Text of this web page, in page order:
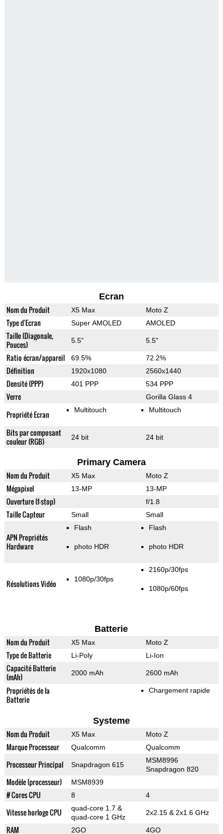
Ecran
Nom du Produit X5 Max Moto Z
Type d'Ecran Super AMOLED AMOLED
Taille (Diagonale,
Pouces)
5.5" 5.5"
Ratio écran/appareil 69.5% 72.2%
Définition 1920x1080 2560x1440
Densité (PPP) 401 PPP 534 PPP
Verre Gorilla Glass 4
Propriété Ecran Multitouch Multitouch
Bits par composant
couleur (RGB)
24 bit 24 bit
Primary Camera
Nom du Produit X5 Max Moto Z
Mégapixel 13-MP 13-MP
Ouverture (f-stop) f/1.8
Taille Capteur Small Small
APN Propriétés
Hardware
Flash
photo HDR
Flash
photo HDR
Résolutions Vidéo 1080p/30fps
2160p/30fps
1080p/60fps
Batterie
Nom du Produit X5 Max Moto Z
Type de Batterie Li-Poly Li-Ion
Capacité Batterie
(mAh)
2000 mAh 2600 mAh
Propriétés de la
Batterie
Chargement rapide
Systeme
Nom du Produit X5 Max Moto Z
Marque Processeur Qualcomm Qualcomm
Processeur Principal Snapdragon 615
MSM8996
Snapdragon 820
Modèle (processeur) MSM8939
# Cores CPU 8 4
Vitesse horloge CPU
quad-core 1.7 &
quad-core 1 GHz
2x2.15 & 2x1.6 GHz
RAM 2GO 4GO